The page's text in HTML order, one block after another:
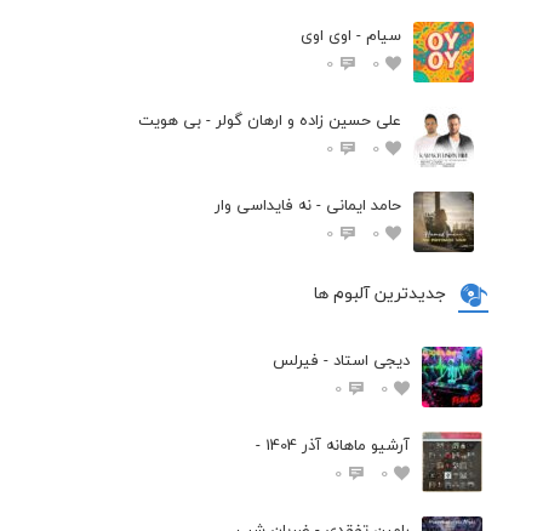
سیام - اوی اوی
0
0
علی حسین زاده و ارهان گولر - بی هویت
0
0
حامد ایمانی - نه فایداسی وار
0
0
جدیدترین آلبوم ها
دیجی استاد - فیرلس
0
0
آرشیو ماهانه آذر 1404 -
0
0